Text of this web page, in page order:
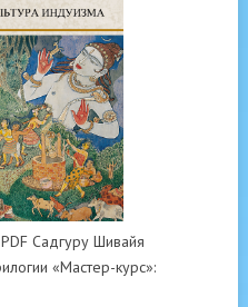
Садгуру Шивайя
«Мастер-курс»: